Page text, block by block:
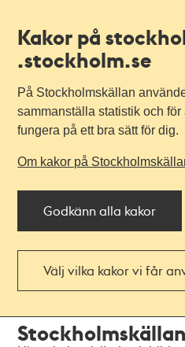
Kakor på
.stockholm.se
På Stockholmskällan
sammanställa statistik och
fungera på ett bra sätt för dig.
Om kakor på
Godkänn alla kakor
Välj vilka kakor vi får
navigationen
huvudinnehållet
Stockholmskällan